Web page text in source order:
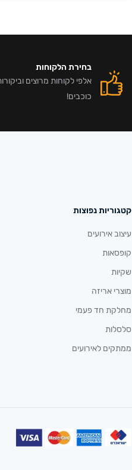
בחירת הלקוחות
כוכבים!
קטגוריות נפוצות
עיצוב אירועים
קופסאות
שקיות
מוצרי אריזה
מחלקת חד פעמי
סלסלות
ממתקים לאירועים